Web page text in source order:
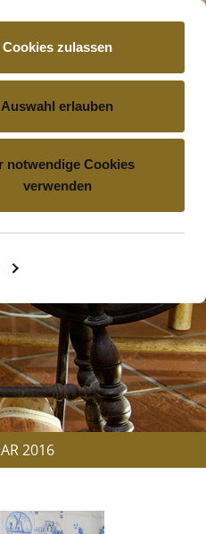
Cookies zulassen
Auswahl erlauben
notwendige Cookies
verwenden
KONTAKT
2016